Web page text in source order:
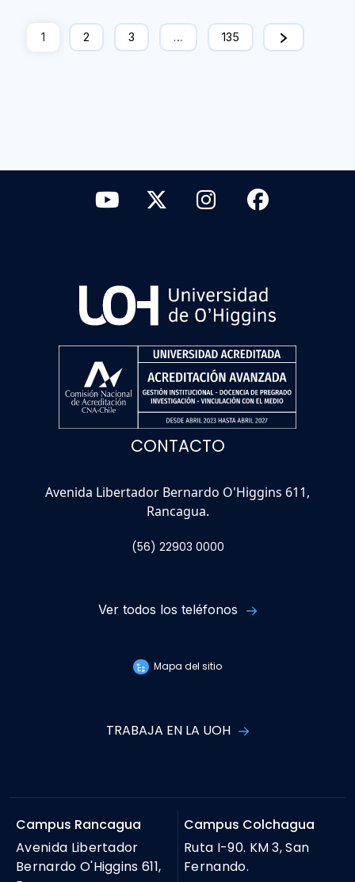
1 2 3 … 135
CONTACTO
Avenida Libertador Bernardo O'Higgins 611,
Rancagua.
(56) 22903 0000
Ver todos los teléfonos
Mapa del sitio
TRABAJA EN LA UOH
Campus Rancagua
Avenida Libertador
Bernardo O'Higgins 611,
Campus Colchagua
Ruta I-90. KM 3, San
Fernando.